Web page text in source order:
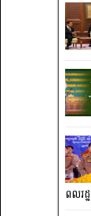
ពលរ